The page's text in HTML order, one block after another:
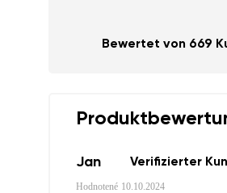
Bewertet von 669
Jan Verifizierter
Hodnotené 10.10.2024